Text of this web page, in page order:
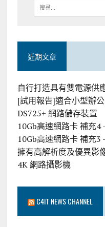
近期文章
自行打造具有雙電源供
[試用報告]適合小型辦
DS725+ 網路儲存裝置
10Gb高速網路卡 補充
10Gb高速網路卡 補充
擁有高解析度及優異影
4K 網路攝影機
C4IT NEWS CHANNEL